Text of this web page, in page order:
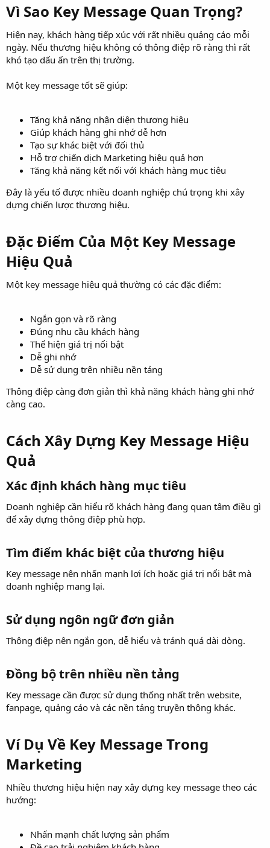
Vì Sao Key Message Quan Trọng?​
Hiện nay, khách hàng tiếp xúc với rất nhiều quảng cáo mỗi
ngày. Nếu thương hiệu không có thông điệp rõ ràng thì rất
khó tạo dấu ấn trên thị trường.
Một key message tốt sẽ giúp:
Tăng khả năng nhận diện thương hiệu
Giúp khách hàng ghi nhớ dễ hơn
Tạo sự khác biệt với đối thủ
Hỗ trợ chiến dịch Marketing hiệu quả hơn
Tăng khả năng kết nối với khách hàng mục tiêu
Đây là yếu tố được nhiều doanh nghiệp chú trọng khi xây
dựng chiến lược thương hiệu.
Đặc Điểm Của Một Key Message
Hiệu Quả​
Một key message hiệu quả thường có các đặc điểm:
Ngắn gọn và rõ ràng
Đúng nhu cầu khách hàng
Thể hiện giá trị nổi bật
Dễ ghi nhớ
Dễ sử dụng trên nhiều nền tảng
Thông điệp càng đơn giản thì khả năng khách hàng ghi nhớ
càng cao.
Cách Xây Dựng Key Message Hiệu
Quả​
Xác định khách hàng mục tiêu​
Doanh nghiệp cần hiểu rõ khách hàng đang quan tâm điều gì
để xây dựng thông điệp phù hợp.
Tìm điểm khác biệt của thương hiệu​
Key message nên nhấn mạnh lợi ích hoặc giá trị nổi bật mà
doanh nghiệp mang lại.
Sử dụng ngôn ngữ đơn giản​
Thông điệp nên ngắn gọn, dễ hiểu và tránh quá dài dòng.
Đồng bộ trên nhiều nền tảng​
Key message cần được sử dụng thống nhất trên website,
fanpage, quảng cáo và các nền tảng truyền thông khác.
Ví Dụ Về Key Message Trong
Marketing​
Nhiều thương hiệu hiện nay xây dựng key message theo các
hướng:
Nhấn mạnh chất lượng sản phẩm